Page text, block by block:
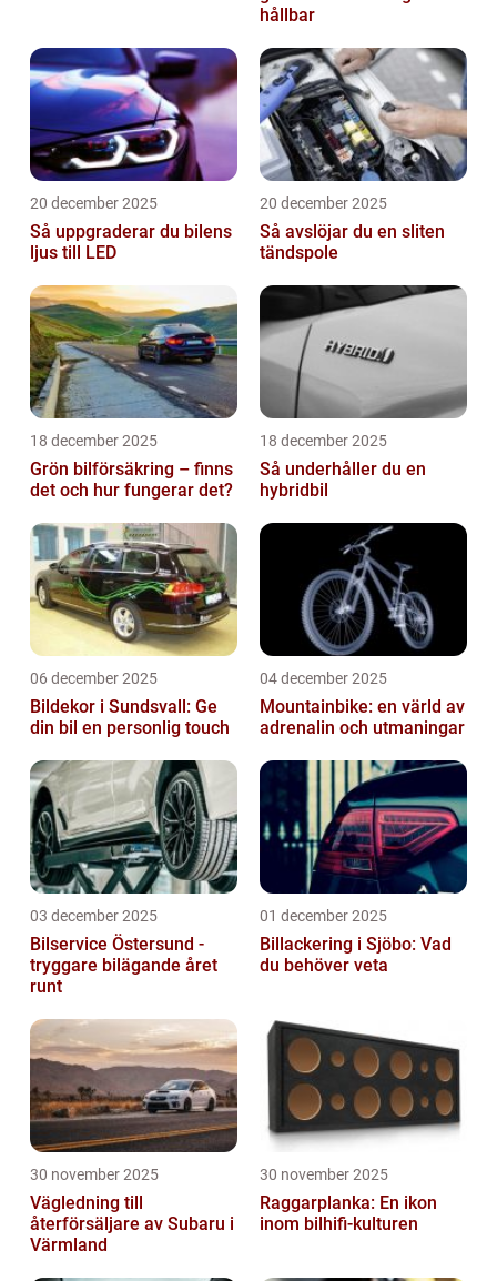
hållbar
20 december 2025
Så uppgraderar du bilens
ljus till LED
20 december 2025
Så avslöjar du en sliten
tändspole
18 december 2025
Grön bilförsäkring – finns
det och hur fungerar det?
18 december 2025
Så underhåller du en
hybridbil
06 december 2025
Bildekor i Sundsvall: Ge
din bil en personlig touch
04 december 2025
Mountainbike: en värld av
adrenalin och utmaningar
03 december 2025
Bilservice Östersund -
tryggare bilägande året
runt
01 december 2025
Billackering i Sjöbo: Vad
du behöver veta
30 november 2025
Vägledning till
återförsäljare av Subaru i
Värmland
30 november 2025
Raggarplanka: En ikon
inom bilhifi-kulturen